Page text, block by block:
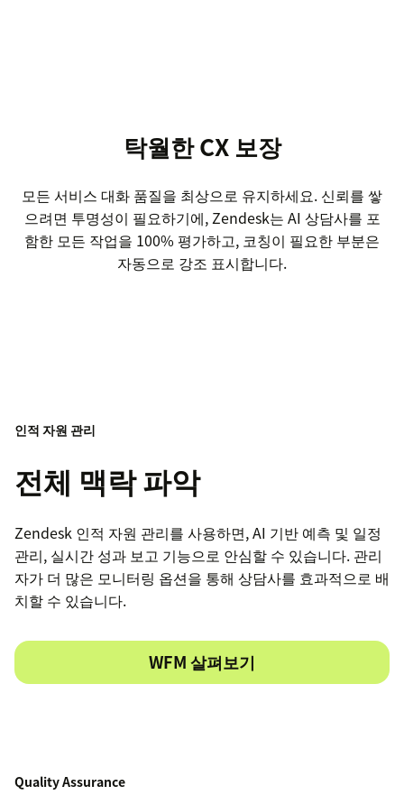
탁월한 CX 보장
모든 서비스 대화 품질을 최상으로 유지하세요. 신뢰를 쌓
으려면 투명성이 필요하기에, Zendesk는 AI 상담사를 포
함한 모든 작업을 100% 평가하고, 코칭이 필요한 부분은
자동으로 강조 표시합니다.
인적 자원 관리
전체 맥락 파악
Zendesk 인적 자원 관리를 사용하면, AI 기반 예측 및 일정
관리, 실시간 성과 보고 기능으로 안심할 수 있습니다. 관리
자가 더 많은 모니터링 옵션을 통해 상담사를 효과적으로 배
치할 수 있습니다.
WFM 살펴보기
Quality Assurance